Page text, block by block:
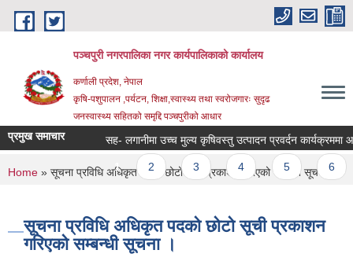
Skip to main content
पञ्चपुरी नगरपालिका नगर कार्यपालिकाको कार्यालय
कर्णाली प्रदेश, नेपाल
कृषि-पशुपालन ,पर्यटन, शिक्षा,स्वास्थ्य तथा स्वरोजगारः सुदृढ
जनस्वास्थ्य सहितको समृद्दि पञ्चपुरीको आधार
प्रमुख समाचार सह- लगानीमा उच्च मुल्य कृषिवस्तु उत्पादन प्रवर्दन कार्यक्रममा आशय
Pages
1 2 3 4 5 6
You are here
Home » सूचना प्रविधि अधिकृत पदको छोटो सूची प्रकाशन गरिएको सम्बन्धी सूचना ।
सूचना प्रविधि अधिकृत पदको छोटो सूची प्रकाशन
गरिएको सम्बन्धी सूचना ।